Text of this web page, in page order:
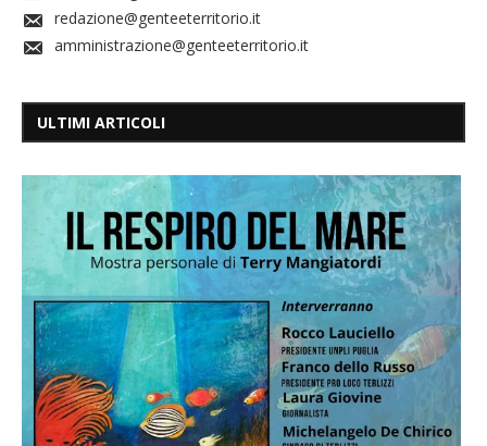
redazione@genteeterritorio.it
amministrazione@genteeterritorio.it
ULTIMI ARTICOLI